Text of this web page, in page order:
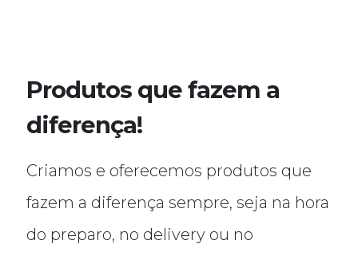
Produtos que fazem a
diferença!
Criamos e oferecemos produtos que
fazem a diferença sempre, seja na hora
do preparo, no delivery ou no